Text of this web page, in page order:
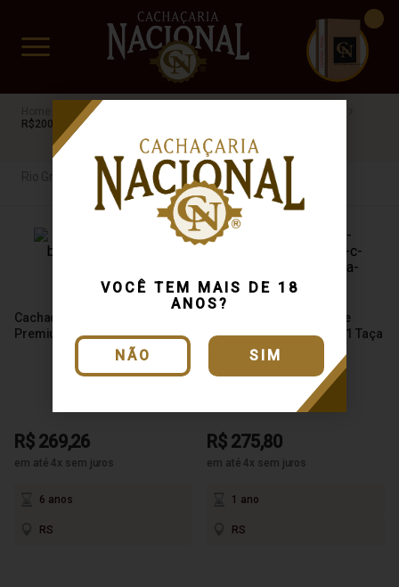
VOCÊ TEM MAIS DE 18
ANOS?
NÃO SIM
www.cachacarianacional.com.br
CUIDADO FRÁGIL
Cachaça
R$200 a R$500
Rio Grande do Sul
Cachaça Filippini Blend
Premium 6 Anos 700ml
R$ 269,26
em até 4x sem juros
6 anos
RS
Kit de Madeira Harmonie
Schnaps C/ 1 Cachaça e 1 Taça
R$ 275,80
em até 4x sem juros
1 ano
RS